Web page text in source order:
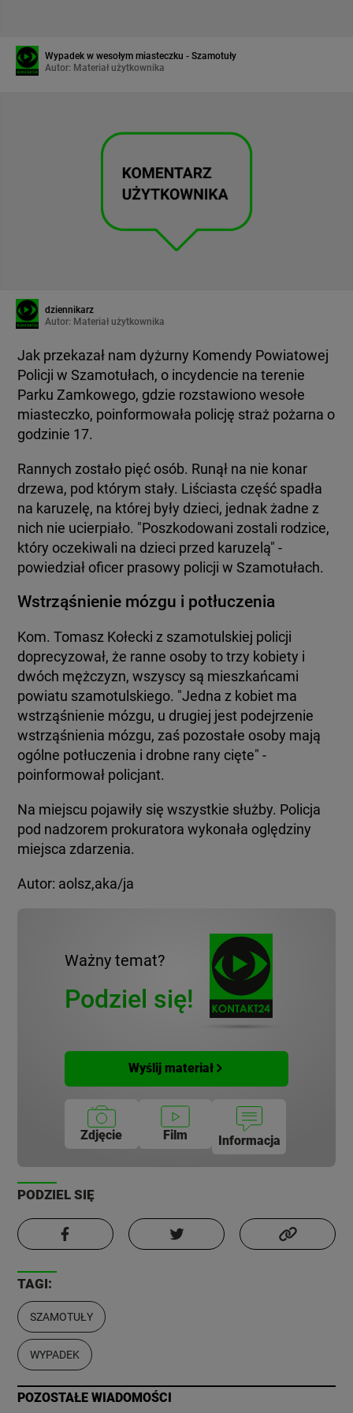
Wypadek w wesołym miasteczku - Szamotuły
Autor: Materiał użytkownika
dziennikarz
Autor: Materiał użytkownika
Jak przekazał nam dyżurny Komendy Powiatowej
Policji w Szamotułach, o incydencie na terenie
Parku Zamkowego, gdzie rozstawiono wesołe
miasteczko, poinformowała policję straż pożarna o
godzinie 17.
Rannych zostało pięć osób. Runął na nie konar
drzewa, pod którym stały. Liściasta część spadła
na karuzelę, na której były dzieci, jednak żadne z
nich nie ucierpiało. "Poszkodowani zostali rodzice,
który oczekiwali na dzieci przed karuzelą" -
powiedział oficer prasowy policji w Szamotułach.
Wstrząśnienie mózgu i potłuczenia
Kom. Tomasz Kołecki z szamotulskiej policji
doprecyzował, że ranne osoby to trzy kobiety i
dwóch mężczyzn, wszyscy są mieszkańcami
powiatu szamotulskiego. "Jedna z kobiet ma
wstrząśnienie mózgu, u drugiej jest podejrzenie
wstrząśnienia mózgu, zaś pozostałe osoby mają
ogólne potłuczenia i drobne rany cięte" -
poinformował policjant.
Na miejscu pojawiły się wszystkie służby. Policja
pod nadzorem prokuratora wykonała oględziny
miejsca zdarzenia.
Autor: aolsz,aka/ja
Ważny temat?
Podziel się!
Wyślij materiał
Zdjęcie Film Informacja
PODZIEL SIĘ
TAGI:
SZAMOTUŁY
WYPADEK
POZOSTAŁE WIADOMOŚCI